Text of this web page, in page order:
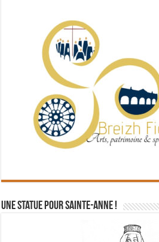
Une statue pour Sainte-Anne !